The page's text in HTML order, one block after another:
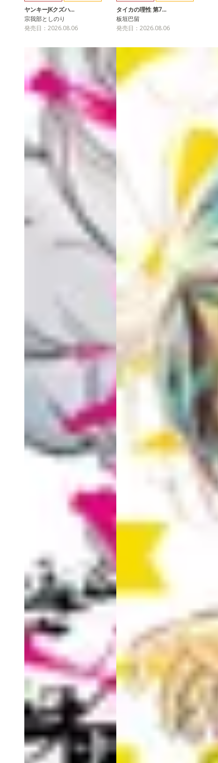
ヤンキーJKクズハ…
宗我部としのり
発売日：2026.08.06
タイカの理性 第7…
板垣巴留
発売日：2026.08.06